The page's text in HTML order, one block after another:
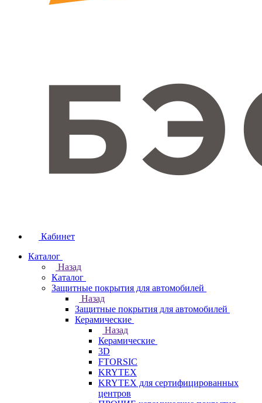
Кабинет
Каталог
Назад
Каталог
Защитные покрытия для автомобилей
Назад
Защитные покрытия для автомобилей
Керамические
Назад
Керамические
3D
FTORSIC
KRYTEX
KRYTEX для сертифицированных
центров